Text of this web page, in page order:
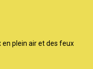
en plein air et des feux